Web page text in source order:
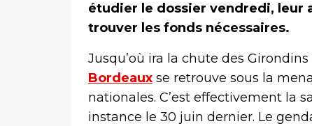
étudier le dossier vendredi, leur
trouver les fonds nécessaires.
Jusqu’où ira la chute des
Bordeaux se retrouve sous la
nationales. C’est effectivement la
instance le 30 juin dernier. Le